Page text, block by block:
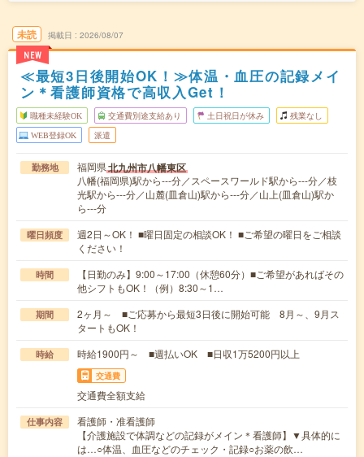
未読
NEW
掲載日 2026/08/07
≪最短3日後開始OK！≫体温・血圧の記録メイ
ン＊看護師資格で高収入Get！
職種未経験OK 交通費別途支給あり 土日祝日が休み 残業なし
WEB登録OK 派遣
勤務地 福岡県北九州市八幡東区
八幡(福岡県)駅から---分／スペースワールド駅から---分／枝
光駅から---分／山麓(皿倉山)駅から---分／山上(皿倉山)駅か
ら---分
曜日頻度
週2日～OK！ ■曜日固定の相談OK！ ■ご希望の曜日をご相談
ください！
時間
【日勤のみ】9:00～17:00（休憩60分）■ご希望があればその
他シフトもOK！（例）8:30～1…
期間
2ヶ月～ ■ご応募から最短3日後に開始可能 8月～、9月ス
タートもOK！
時給 時給1900円～ ■週払いOK ■日収1万5200円以上
交通費
交通費全額支給
仕事内容
看護師・准看護師
【介護施設で体調などの記録がメイン＊看護師】▼具体的に
は…○体温、血圧などのチェック・記録○お薬の飲…